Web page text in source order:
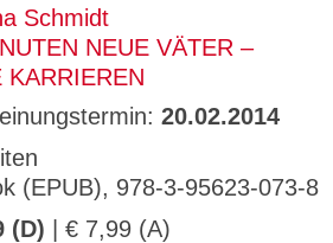
Schmidt
NEUE VÄTER –
KARRIEREN
20.02.2014
(EPUB), 978-3-95623-073-8
(D) | € 7,99 (A)